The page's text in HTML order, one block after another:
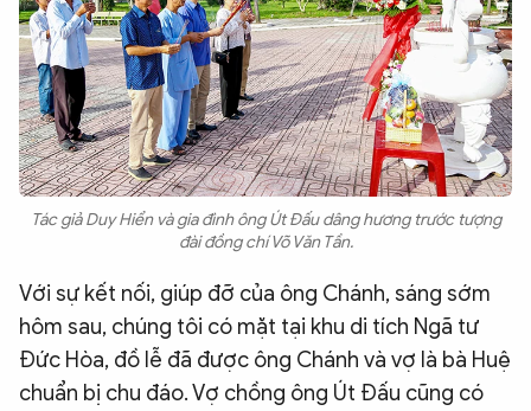
Tác giả Duy Hiển và gia đình ông Út Đấu dâng hương trước tượng
đài đồng chí Võ Văn Tần.
Với sự kết nối, giúp đỡ của ông Chánh, sáng sớm
hôm sau, chúng tôi có mặt tại khu di tích Ngã tư
Đức Hòa, đồ lễ đã được ông Chánh và vợ là bà Huệ
chuẩn bị chu đáo. Vợ chồng ông Út Đấu cũng có